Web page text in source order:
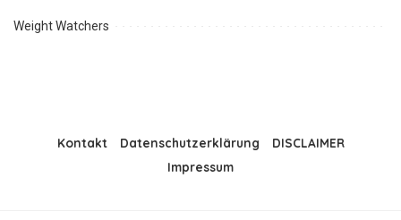
Weight Watchers
Kontakt Datenschutzerklärung
DISCLAIMER
Impressum